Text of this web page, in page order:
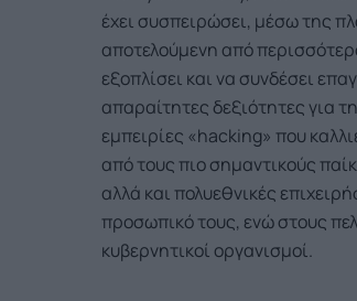
έχει συσπειρώσει, μέσω της
αποτελούμενη από
εξοπλίσει και να συνδέσει
απαραίτητες δεξιότητες για
εμπειρίες «hacking» που
από τους πιο σημαντικούς
αλλά και πολυεθνικές
προσωπικό τους, ενώ στους
κυβερνητικοί οργανισμοί.